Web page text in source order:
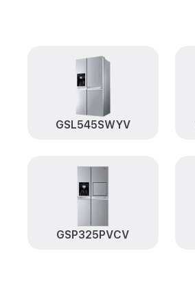
GSL545SWYV
GSP325PVCV